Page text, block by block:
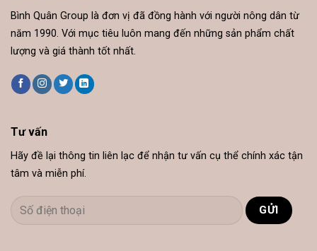
Bình Quân Group là đơn vị đã đồng hành với người nông dân từ
năm 1990. Với mục tiêu luôn mang đến những sản phẩm chất
lượng và giá thành tốt nhất.
Tư vấn
Hãy đề lại thông tin liên lạc để nhận tư vấn cụ thể chính xác tận
tâm và miễn phí.